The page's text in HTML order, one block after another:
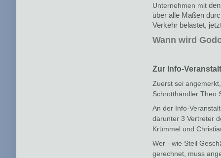
Unternehmen mitden
über alle Maßen
Verkehr belastet,
Wann wird
Zur Info-
Zuerst sei
Schrotthändler Theo
An der Info-
darunter 3 Vertreter
Krümmel und
Wer - wie Steil
gerechnet, muss